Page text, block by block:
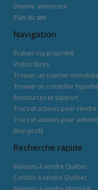
Devenir annonceur
Plan du site
Navigation
Évaluer ma propriété
Visites libres
Trouver un courtier
Trouver un conseiller
Ressources et support
Trucs et actuces pour vendre
Trucs et astuces pour acheter
Mon profil
Recherche rapide
Maisons à vendre Québec
Condos à vendre Québec